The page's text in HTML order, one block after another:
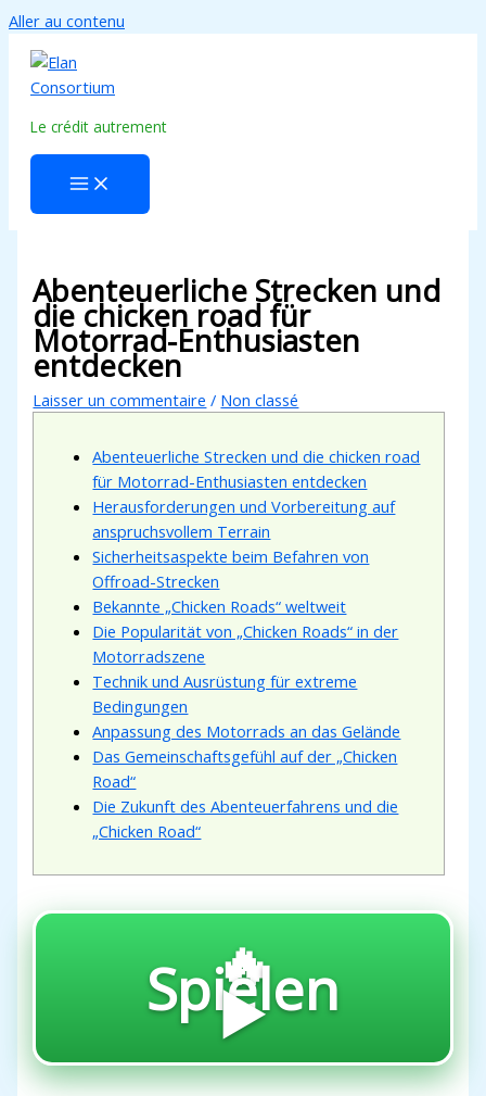
Aller au contenu
Le crédit autrement
Abenteuerliche Strecken und
die chicken road für
Motorrad-Enthusiasten
entdecken
Laisser un commentaire / Non classé
Abenteuerliche Strecken und die chicken road
für Motorrad-Enthusiasten entdecken
Herausforderungen und Vorbereitung auf
anspruchsvollem Terrain
Sicherheitsaspekte beim Befahren von
Offroad-Strecken
Bekannte „Chicken Roads“ weltweit
Die Popularität von „Chicken Roads“ in der
Motorradszene
Technik und Ausrüstung für extreme
Bedingungen
Anpassung des Motorrads an das Gelände
Das Gemeinschaftsgefühl auf der „Chicken
Road“
Die Zukunft des Abenteuerfahrens und die
„Chicken Road“
🔥
Spielen
▶️